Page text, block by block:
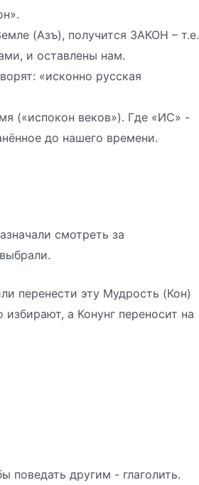
(Азъ), получится ЗАКОН – т.е.
и оставлены нам.
«исконно русская
(«испокон веков»). Где «ИС» -
до нашего времени.
смотреть за
перенести эту Мудрость (Кон)
а Конунг переносит на
поведать другим - глаголить.